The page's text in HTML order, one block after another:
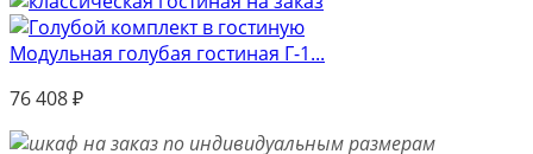
Модульная голубая гостиная Г-1...
76 408₽